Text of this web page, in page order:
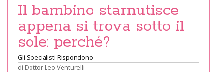
Il bambino starnutisce
appena si trova sotto il
sole: perché?
Gli Specialisti Rispondono
di Dottor Leo Venturelli